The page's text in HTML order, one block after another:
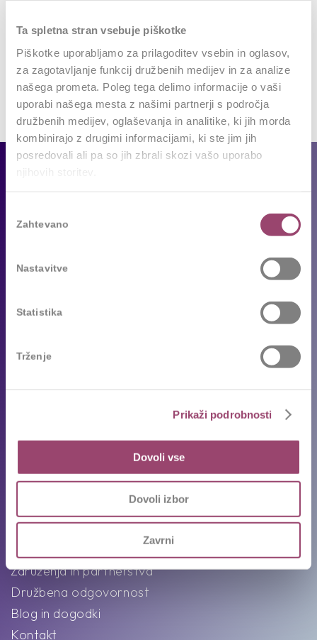
Ta spletna stran vsebuje piškotke
Piškotke uporabljamo za prilagoditev vsebin in oglasov,
za zagotavljanje funkcij družbenih medijev in za analize
našega prometa. Poleg tega delimo informacije o vaši
uporabi našega mesta z našimi partnerji s področja
družbenih medijev, oglaševanja in analitike, ki jih morda
kombinirajo z drugimi informacijami, ki ste jim jih
posredovali ali pa so jih zbrali skozi vašo uporabo
soglasja
Zahtevano
Nastavitve
Statistika
Trženje
Prikaži podrobnosti
Dovoli vse
Dovoli izbor
Zavrni
Reference
Priporočila kandidatov
Pogosta vprašanja
Ekipa
Intervju s Competovci
O nas
Poslanstvo, vizija in vrednote
Združenja in partnerstva
Družbena odgovornost
Blog in dogodki
Kontakt